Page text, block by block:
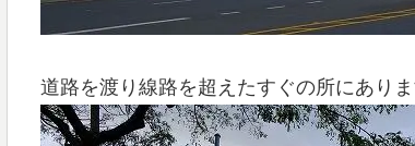
道路を渡り線路を超えたすぐの所にありま